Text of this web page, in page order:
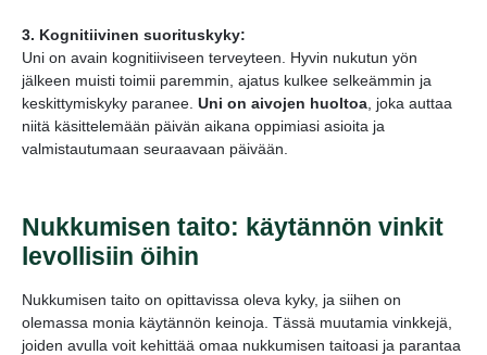
3. Kognitiivinen suorituskyky:
Uni on avain kognitiiviseen terveyteen. Hyvin nukutun yön
jälkeen muisti toimii paremmin, ajatus kulkee selkeämmin ja
keskittymiskyky paranee. Uni on aivojen huoltoa , joka auttaa
niitä käsittelemään päivän aikana oppimiasi asioita ja
valmistautumaan seuraavaan päivään.
Nukkumisen taito: käytännön vinkit
levollisiin öihin
Nukkumisen taito on opittavissa oleva kyky, ja siihen on
olemassa monia käytännön keinoja. Tässä muutamia vinkkejä,
joiden avulla voit kehittää omaa nukkumisen taitoasi ja parantaa